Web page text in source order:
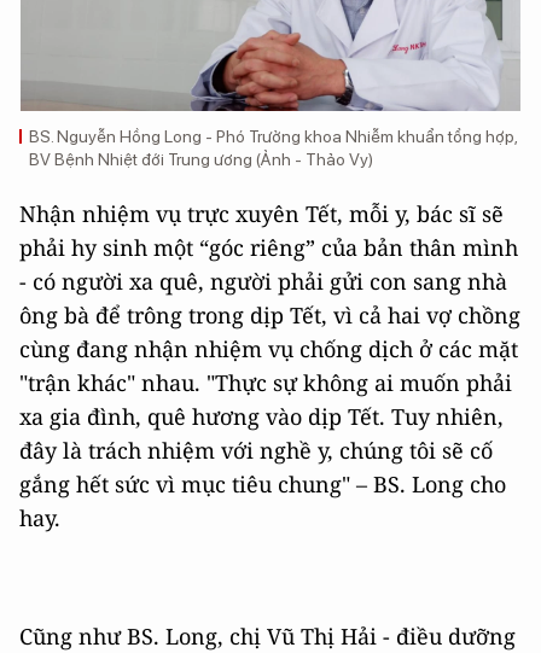
BS. Nguyễn Hồng Long - Phó Trưởng khoa Nhiễm khuẩn tổng hợp,
BV Bệnh Nhiệt đới Trung ương (Ảnh - Thảo Vy)
Nhận nhiệm vụ trực xuyên Tết, mỗi y, bác sĩ sẽ
phải hy sinh một “góc riêng” của bản thân mình
- có người xa quê, người phải gửi con sang nhà
ông bà để trông trong dịp Tết, vì cả hai vợ chồng
cùng đang nhận nhiệm vụ chống dịch ở các mặt
"trận khác" nhau. "Thực sự không ai muốn phải
xa gia đình, quê hương vào dịp Tết. Tuy nhiên,
đây là trách nhiệm với nghề y, chúng tôi sẽ cố
gắng hết sức vì mục tiêu chung" – BS. Long cho
hay.
Cũng như BS. Long, chị Vũ Thị Hải - điều dưỡng